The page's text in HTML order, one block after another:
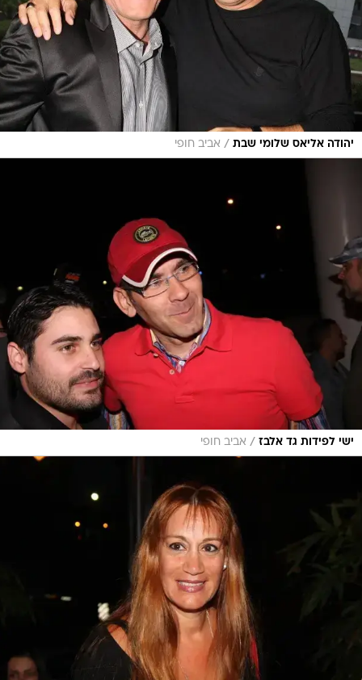
יהודה אליאס שלומי שבת / אביב חופי
ישי לפידות גד אלבז / אביב חופי